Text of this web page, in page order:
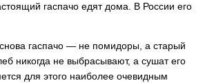
гаспачо едят дома. В России его
гаспачо — не помидоры, а старый
никогда не выбрасывают, а сушат его
для этого наиболее очевидным